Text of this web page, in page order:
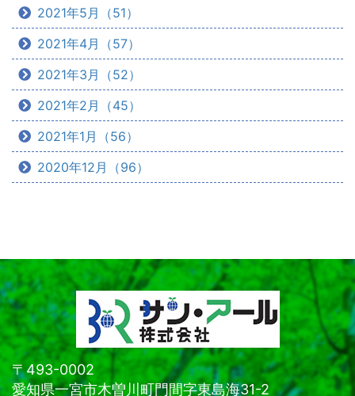
2021年5月（51）
2021年4月（57）
2021年3月（52）
2021年2月（45）
2021年1月（56）
2020年12月（96）
〒493-0002
愛知県一宮市木曽川町門間字東島海31-2